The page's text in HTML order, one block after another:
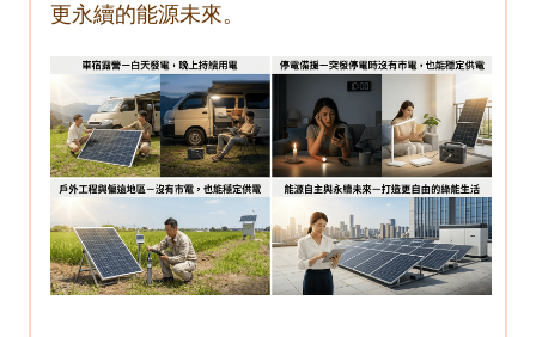
更永續的能源未來。